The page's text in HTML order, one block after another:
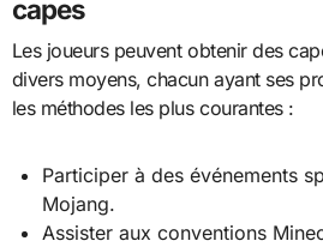
capes
Les joueurs peuvent obtenir des
divers moyens, chacun ayant ses
les méthodes les plus courantes :
Participer à des événements
Mojang.
Assister aux conventions